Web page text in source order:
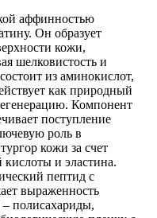
аффинностью
Он образует
кожи,
шелковистость и
из аминокислот,
как природный
Компонент
поступление
роль в
кожи за счет
кислоты и эластина.
пептид с
выраженность
полисахариды,